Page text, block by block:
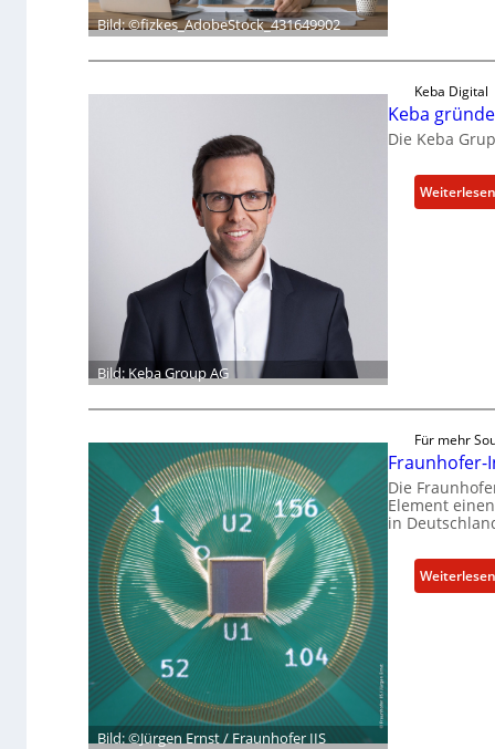
Bild: ©fizkes_AdobeStock_431649902
Bild: Keba Group AG
Keba Digital
Keba
Die Keba
Bild: ©Jürgen Ernst / Fraunhofer IIS
Für mehr
Fraunhofer-
Die
Element
in